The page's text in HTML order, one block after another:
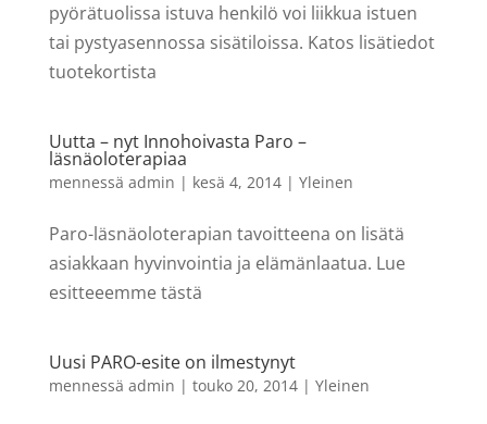
pyörätuolissa istuva henkilö voi liikkua istuen
tai pystyasennossa sisätiloissa. Katos lisätiedot
tuotekortista
Uutta – nyt Innohoivasta Paro –
läsnäoloterapiaa
mennessä admin | kesä 4, 2014| Yleinen
Paro-läsnäoloterapian tavoitteena on lisätä
asiakkaan hyvinvointia ja elämänlaatua. Lue
esitteeemme tästä
Uusi PARO-esite on ilmestynyt
mennessä admin | touko 20, 2014| Yleinen